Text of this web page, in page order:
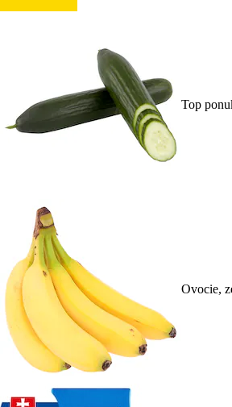
Top
Ovocie,